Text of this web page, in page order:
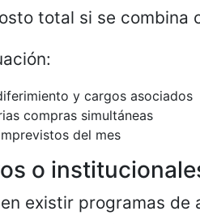
total si se combina
y cargos asociados
compras simultáneas
del mes
o
existir programas de